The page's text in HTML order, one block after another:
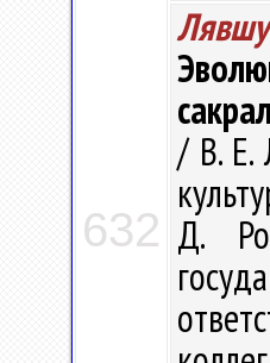
632
/ В. Е.
Д.